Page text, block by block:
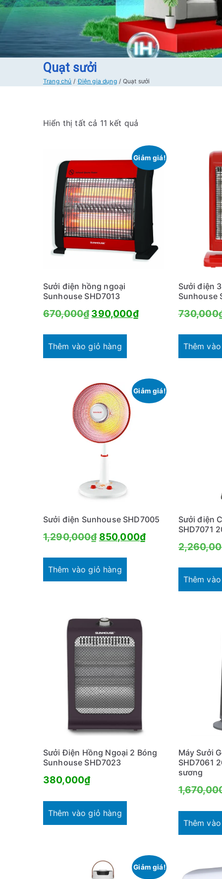
Quạt sưởi
Trang chủ Điện gia dụng Quạt sưởi
Hiển thị tất cả 11 kết quả
s
e
c
ổ
b
Giảm giá!
Sưởi điện hồng ngoại
Sunhouse SHD7013
670,000₫Giá
là:
390,000₫Giá
390,000₫.
Thêm vào giỏ hàng
Sưởi điện
Sunhouse
730,000
Thêm
Giảm giá!
Sưởi điện Sunhouse SHD7005
1,290,000₫ Giá
là:
850,000₫Giá
Thêm vào giỏ hàng
Sưởi điện
SHD7071
Thêm
Sưởi Điện Hồng Ngoại 2 Bóng
Sunhouse SHD7023
380,000₫
Thêm vào giỏ hàng
Máy Sưởi
SHD7061
sương
Thêm
Giảm giá!